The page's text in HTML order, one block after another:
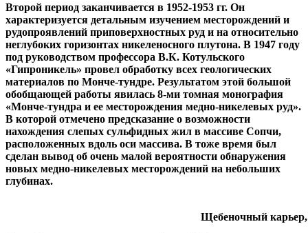
Второй период заканчивается в 1952-1953 гг. Он
характеризуется детальным изучением месторождений и
рудопроявлений приповерхностных руд и на относительно
неглубоких горизонтах никеленосного плутона. В 1947 году
под руководством профессора В.К. Котульского
«Гипроникель» провел обработку всех геологических
материалов по Монче-тундре. Результатом этой большой
обобщающей работы явилась 8-ми томная монография
«Монче-тундра и ее месторождения медно-никелевых руд».
В которой отмечено предсказание о возможности
нахождения слепых сульфидных жил в массиве Сопчи,
расположенных вдоль оси массива. В тоже время был
сделан вывод об очень малой вероятности обнаружения
новых медно-никелевых месторождений на небольших
глубинах.
Щебеночный карьер,